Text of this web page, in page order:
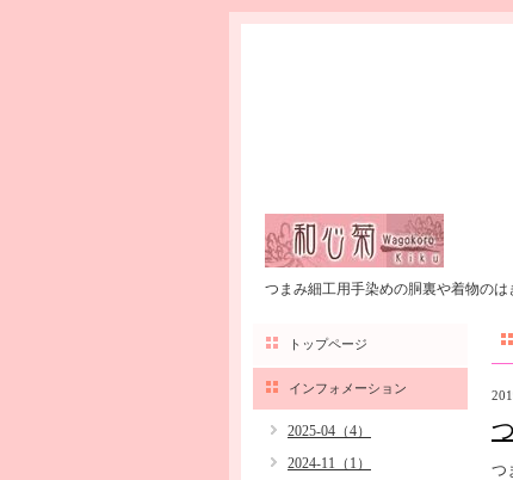
つまみ細工用手染めの胴裏や着物の
つ
トップページ
インフォメーション
2025-04（4）
2024-11（1）